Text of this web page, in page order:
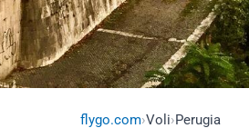
flygo.com›Voli›Perugia